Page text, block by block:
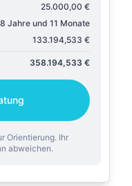
25.000,00 €
Jahre und 11 Monate
133.194,533 €
358.194,533 €
Orientierung. Ihr
abweichen.